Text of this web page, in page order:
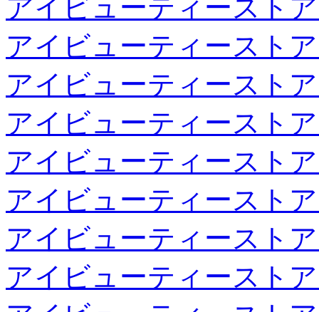
アイビューティースト
アイビューティースト
アイビューティースト
アイビューティースト
アイビューティースト
アイビューティースト
アイビューティースト
アイビューティースト